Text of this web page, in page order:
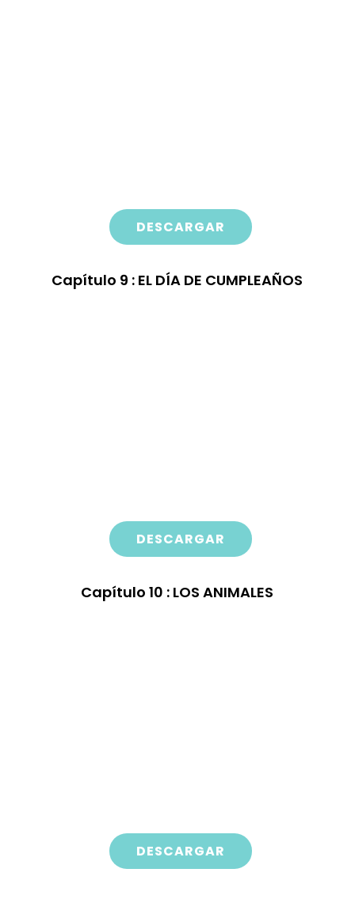
DESCARGAR
Capítulo 9 : EL DÍA DE CUMPLEAÑOS
DESCARGAR
Capítulo 10 : LOS ANIMALES
DESCARGAR